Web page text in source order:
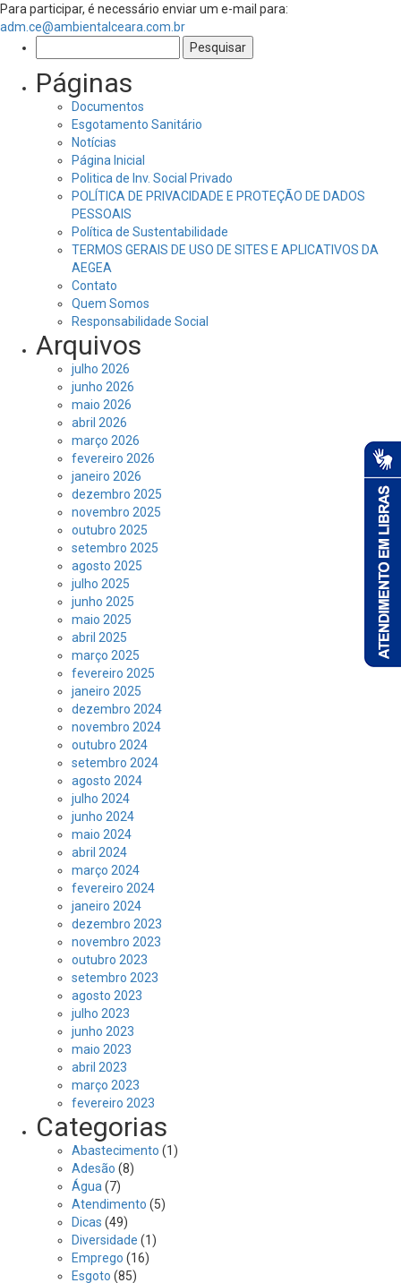
Para participar, é necessário enviar um e-mail para:
adm.ce@ambientalceara.com.br
por:
Páginas
Documentos
Esgotamento Sanitário
Notícias
Página Inicial
Politica de Inv. Social Privado
POLÍTICA DE PRIVACIDADE E PROTEÇÃO DE DADOS
PESSOAIS
Política de Sustentabilidade
TERMOS GERAIS DE USO DE SITES E APLICATIVOS DA
AEGEA
Contato
Quem Somos
Responsabilidade Social
Arquivos
julho 2026
junho 2026
maio 2026
abril 2026
março 2026
fevereiro 2026
janeiro 2026
dezembro 2025
novembro 2025
outubro 2025
setembro 2025
agosto 2025
julho 2025
junho 2025
maio 2025
abril 2025
março 2025
fevereiro 2025
janeiro 2025
dezembro 2024
novembro 2024
outubro 2024
setembro 2024
agosto 2024
julho 2024
junho 2024
maio 2024
abril 2024
março 2024
fevereiro 2024
janeiro 2024
dezembro 2023
novembro 2023
outubro 2023
setembro 2023
agosto 2023
julho 2023
junho 2023
maio 2023
abril 2023
março 2023
fevereiro 2023
Categorias
Abastecimento (1)
Adesão (8)
Água (7)
Atendimento (5)
Dicas (49)
Diversidade (1)
Emprego (16)
Esgoto (85)